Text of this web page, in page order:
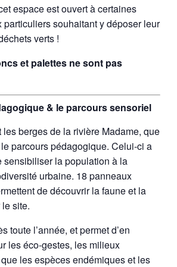
espace est ouvert à certaines
particuliers souhaitant y déposer leur
verts !
et palettes ne sont pas
& le parcours sensoriel
les berges de la rivière Madame, que
parcours pédagogique. Celui-ci a
sensibiliser la population à la
urbaine. 18 panneaux
de découvrir la faune et la
site.
toute l’année, et permet d’en
les éco-gestes, les milieux
les espèces endémiques et les